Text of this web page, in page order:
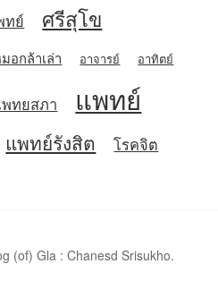
ทย์ ศรีสุโข
อกล้าเล่า อาจารย์ อาทิตย์
ทยสภา แพทย์
แพทย์รังสิต โรคจิต
(of) Gla : Chanesd Srisukho.